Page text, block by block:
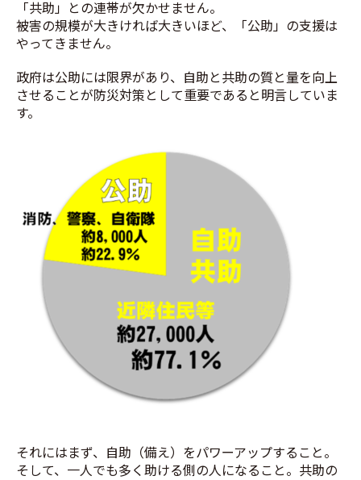
「共助」との連帯が欠かせません。
被害の規模が大きければ大きいほど、「公助」の支援は
やってきません。
政府は公助には限界があり、自助と共助の質と量を向上
させることが防災対策として重要であると明言していま
す。
それにはまず、自助（備え）をパワーアップすること。
そして、一人でも多く助ける側の人になること。共助の